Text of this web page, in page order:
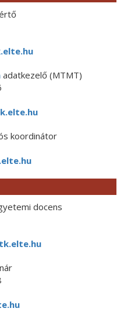
adatkezelő (MTMT)
koordinátor
docens